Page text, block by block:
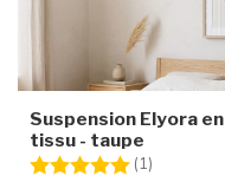
Suspension Elyora en
tissu - taupe
Note:
(1)